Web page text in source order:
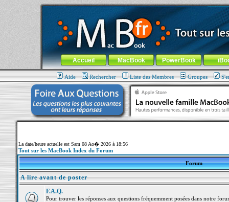
MacBook-fr.com : 100% Apple... 100% nomade !
Aller au contenu-Aller au menu général-Aller au menu de
Menu général
Accueil MacBook PowerBook
Aide Rechercher Liste des Membres Groupes
La date/heure actuelle est Sam 08 Ao� 2026 à 18:56
Tout sur les MacBook Index du Forum
Forum
A lire avant de poster
F.A.Q.
Pour trouver les réponses aux questions fréquemment posées dans notre